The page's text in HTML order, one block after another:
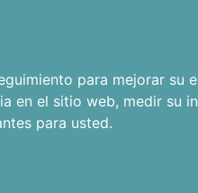
para mejorar su
en el sitio web, medir su
para usted.